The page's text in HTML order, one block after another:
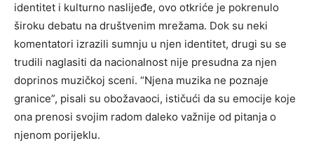
identitet i kulturno naslijeđe, ovo otkriće je pokrenulo
široku debatu na društvenim mrežama. Dok su neki
komentatori izrazili sumnju u njen identitet, drugi su se
trudili naglasiti da nacionalnost nije presudna za njen
doprinos muzičkoj sceni. “Njena muzika ne poznaje
granice”, pisali su obožavaoci, ističući da su emocije koje
ona prenosi svojim radom daleko važnije od pitanja o
njenom porijeklu.